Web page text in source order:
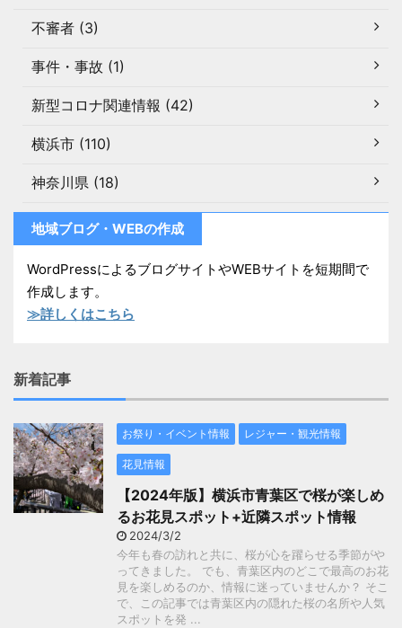
不審者 (3)
事件・事故 (1)
新型コロナ関連情報 (42)
横浜市 (110)
神奈川県 (18)
地域ブログ・WEBの作成
WordPressによるブログサイトやWEBサイトを短期間で
作成します。
≫詳しくはこちら
新着記事
お祭り・イベント情報 レジャー・観光情報
花見情報
【2024年版】横浜市青葉区で桜が楽しめ
るお花見スポット+近隣スポット情報
2024/3/2
今年も春の訪れと共に、桜が心を躍らせる季節がや
ってきました。 でも、青葉区内のどこで最高のお花
見を楽しめるのか、情報に迷っていませんか？ そこ
で、この記事では青葉区内の隠れた桜の名所や人気
スポットを発 ...